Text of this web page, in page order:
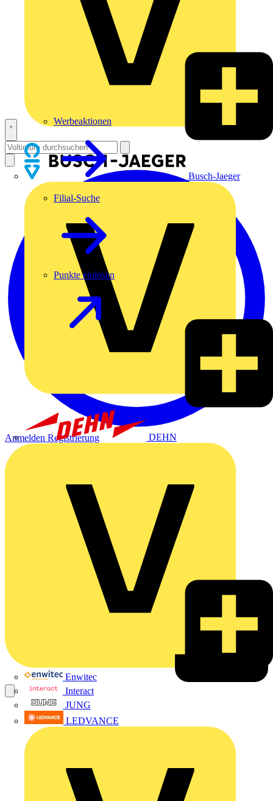
Busch-Jaeger
DEHN
Enwitec
Interact
JUNG
LEDVANCE
Werbeaktionen
Filial-Suche
Punkte einlösen
Anmelden Registrierung